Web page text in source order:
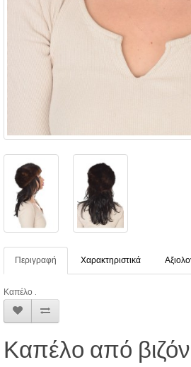
Περιγραφή Χαρακτηριστικά
Καπέλο .
Καπέλο από βιζόν